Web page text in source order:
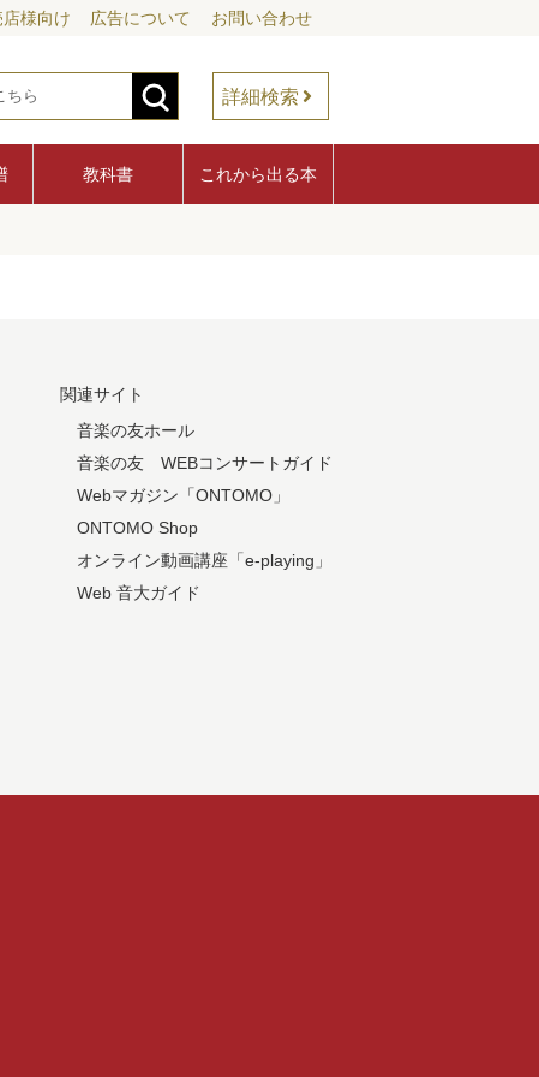
様向け 広告について お問い合わせ
詳細検索
教科書 これから出る本
関連サイト
音楽の友ホール
音楽の友 WEBコンサートガイド
Webマガジン「ONTOMO」
ONTOMO Shop
オンライン動画講座「e-playing」
Web 音大ガイド